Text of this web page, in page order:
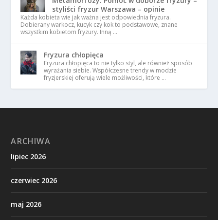
styliści fryzur Warszawa – opinie
Każda kobieta wie jak ważna jest odpowiednia fryzura.
Dobierany warkocz, kucyk czy kok to podstawowe, znane
wszystkim kobietom fryzury. Inną …
Fryzura chłopięca
Fryzura chłopięca to nie tylko styl, ale również sposób
wyrażania siebie. Współczesne trendy w modzie
fryzjerskiej oferują wiele możliwości, które …
ARCHIWA
lipiec 2026
czerwiec 2026
maj 2026